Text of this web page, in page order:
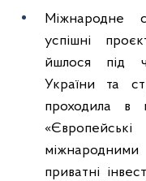
Міжнародне
успішні
йшлося під
України та
проходила в
приватні